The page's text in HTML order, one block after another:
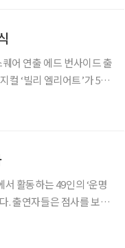
컬 ‘빌리 엘리어트’가 5년
서 활동하는 49인의 ‘운명
. 출연자들은 점사를 보는